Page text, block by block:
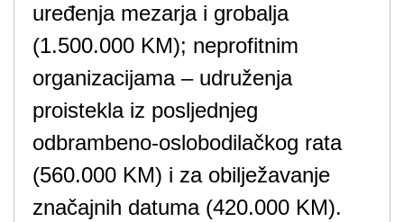
uređenja mezarja i grobalja
(1.500.000 KM); neprofitnim
organizacijama – udruženja
proistekla iz posljednjeg
odbrambeno-oslobodilačkog rata
(560.000 KM) i za obilježavanje
značajnih datuma (420.000 KM).